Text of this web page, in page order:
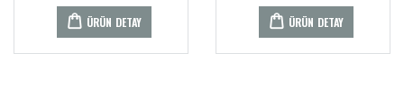
ÜRÜN DETAY ÜRÜN DETAY